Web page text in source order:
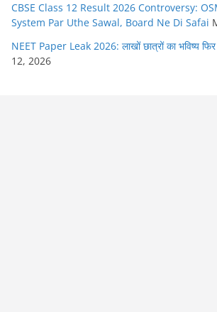
CBSE Class 12 Result 2026 Controversy:
System Par Uthe Sawal, Board Ne Di Safai
NEET Paper Leak 2026: लाखों छात्रों का भविष्य
12, 2026